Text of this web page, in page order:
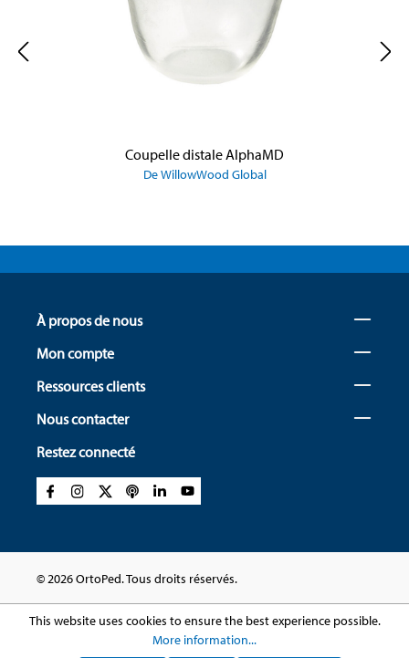
Coupelle distale AlphaMD
De WillowWood Global
À propos de nous
Mon compte
Ressources clients
Nous contacter
Restez connecté
© 2026 OrtoPed. Tous droits réservés.
This website uses cookies to ensure the best experience possible.
More information...